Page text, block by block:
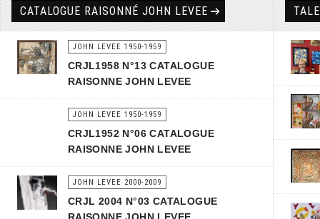
CATALOGUE RAISONNÉ JOHN LEVEE
JOHN LEVEE 1950-1959
CRJL1958 N°13 CATALOGUE
RAISONNE JOHN LEVEE
JOHN LEVEE 1950-1959
CRJL1952 N°06 CATALOGUE
RAISONNE JOHN LEVEE
JOHN LEVEE 2000-2009
CRJL 2004 N°03 CATALOGUE